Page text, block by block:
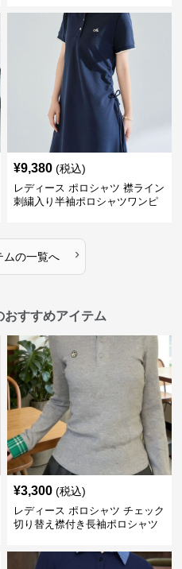
¥9,380 (税込)
レディース ポロシャツ 襟ライン
刺繍入り半袖ポロシャツワンピ
ムの一覧へ ›
おすすめアイテム
¥3,300 (税込)
レディース ポロシャツ チェック
切り替え襟付き長袖ポロシャツ